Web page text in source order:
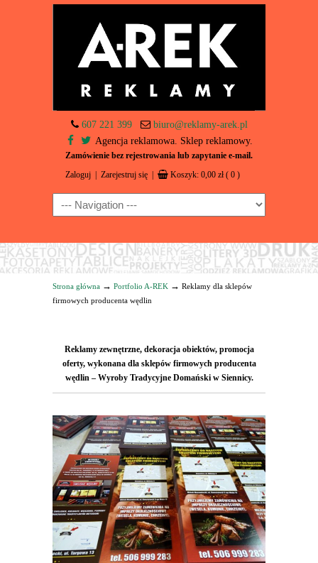
607 221 399
biuro@reklamy-arek.pl
Agencja reklamowa. Sklep reklamowy.
Zamówienie bez rejestrowania lub zapytanie e-mail.
Zaloguj Zarejestruj się Koszyk: 0,00 zł ( 0 )
Navigation
Strona główna → Portfolio A-REK → Reklamy dla sklepów
firmowych producenta wędlin
Reklamy zewnętrzne, dekoracja obiektów, promocja
oferty, wykonana dla sklepów firmowych producenta
wędlin – Wyroby Tradycyjne Domański w Siennicy.